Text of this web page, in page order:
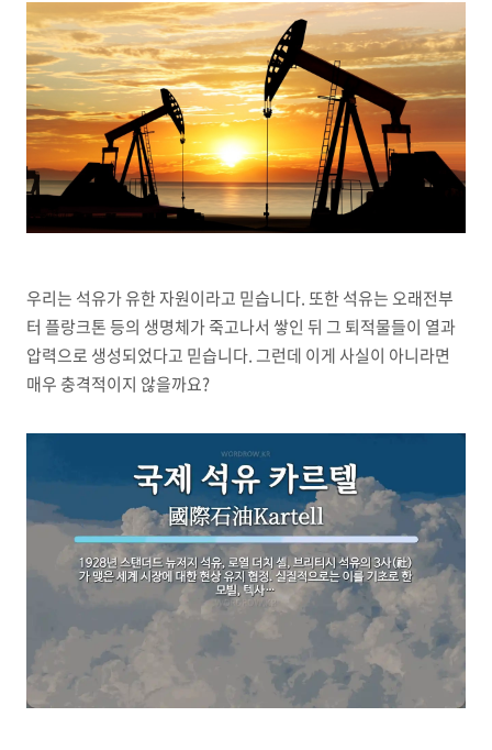
우리는 석유가 유한 자원이라고 믿습니다. 또한 석유는 오래전부
터 플랑크톤 등의 생명체가 죽고나서 쌓인 뒤 그 퇴적물들이 열과
압력으로 생성되었다고 믿습니다. 그런데 이게 사실이 아니라면
매우 충격적이지 않을까요?